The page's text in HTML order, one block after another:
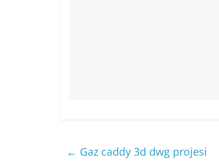
← Gaz caddy 3d dwg projesi